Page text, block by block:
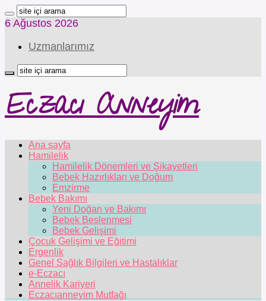
6 Ağustos 2026
Uzmanlarımız
Eczacı Anneyim
Ana sayfa
Hamilelik
Hamilelik Dönemleri ve Şikayetleri
Bebek Hazırlıkları ve Doğum
Emzirme
Bebek Bakımı
Yeni Doğan ve Bakımı
Bebek Beslenmesi
Bebek Gelişimi
Çocuk Gelişimi ve Eğitimi
Ergenlik
Genel Sağlık Bilgileri ve Hastalıklar
e-Eczacı
Annelik Kariyeri
Eczacıanneyim Mutfağı